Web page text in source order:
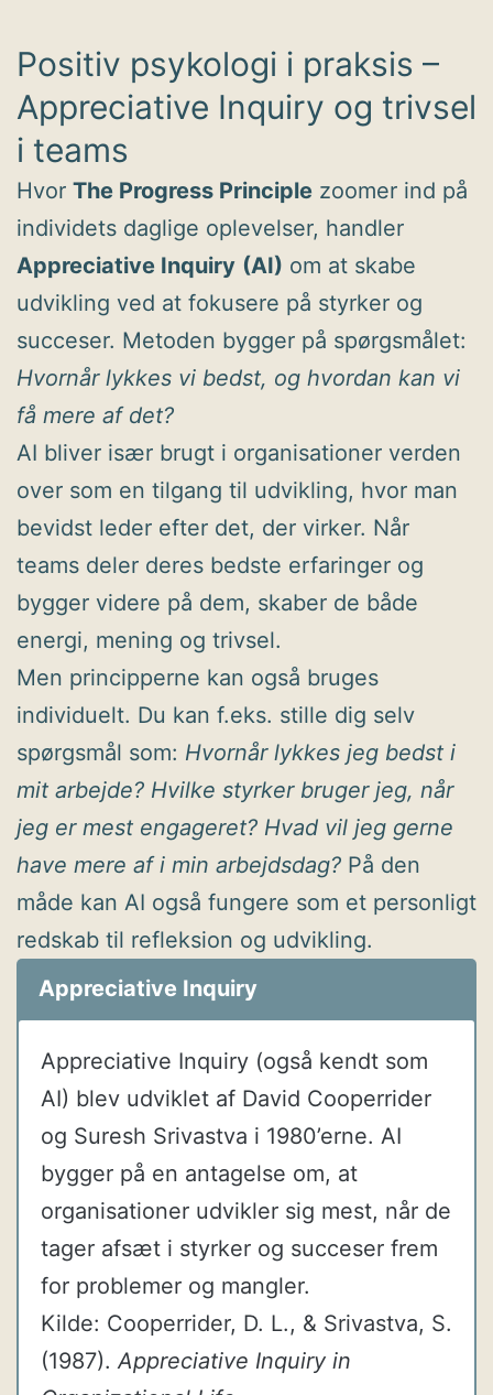
Positiv psykologi i praksis –
Appreciative Inquiry og trivsel
i teams
Hvor The Progress Principle zoomer ind på
individets daglige oplevelser, handler
Appreciative Inquiry (AI) om at skabe
udvikling ved at fokusere på styrker og
succeser. Metoden bygger på spørgsmålet:
Hvornår lykkes vi bedst, og hvordan kan vi
få mere af det?
AI bliver især brugt i organisationer verden
over som en tilgang til udvikling, hvor man
bevidst leder efter det, der virker. Når
teams deler deres bedste erfaringer og
bygger videre på dem, skaber de både
energi, mening og trivsel.
Men principperne kan også bruges
individuelt. Du kan f.eks. stille dig selv
spørgsmål som: Hvornår lykkes jeg bedst i
mit arbejde? Hvilke styrker bruger jeg, når
jeg er mest engageret? Hvad vil jeg gerne
have mere af i min arbejdsdag? På den
måde kan AI også fungere som et personligt
redskab til refleksion og udvikling.
Appreciative Inquiry
Appreciative Inquiry (også kendt som
AI) blev udviklet af David Cooperrider
og Suresh Srivastva i 1980’erne. AI
bygger på en antagelse om, at
organisationer udvikler sig mest, når de
tager afsæt i styrker og succeser frem
for problemer og mangler.
Kilde: Cooperrider, D. L., & Srivastva, S.
(1987).Appreciative Inquiry in